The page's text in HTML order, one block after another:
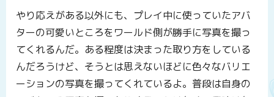
やり応えがある以外にも、プレイ中に使っていたアバ
ターの可愛いところをワールド側が勝手に写真を撮っ
てくれるんだ。ある程度は決まった取り方をしている
んだろうけど、そうとは思えないほどに色々なバリエ
ーションの写真を撮ってくれているよ。普段は自身の